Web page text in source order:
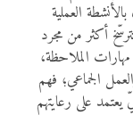
العملية
أكثر من مجرد
الملاحظة،
الجماعي؛ فهم
على رعايتهم